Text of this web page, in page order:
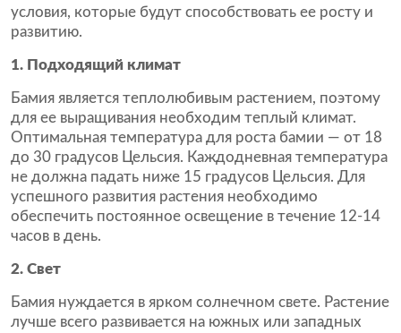
условия, которые будут способствовать ее росту и
развитию.
1. Подходящий климат
Бамия является теплолюбивым растением, поэтому
для ее выращивания необходим теплый климат.
Оптимальная температура для роста бамии — от 18
до 30 градусов Цельсия. Каждодневная температура
не должна падать ниже 15 градусов Цельсия. Для
успешного развития растения необходимо
обеспечить постоянное освещение в течение 12-14
часов в день.
2. Свет
Бамия нуждается в ярком солнечном свете. Растение
лучше всего развивается на южных или западных